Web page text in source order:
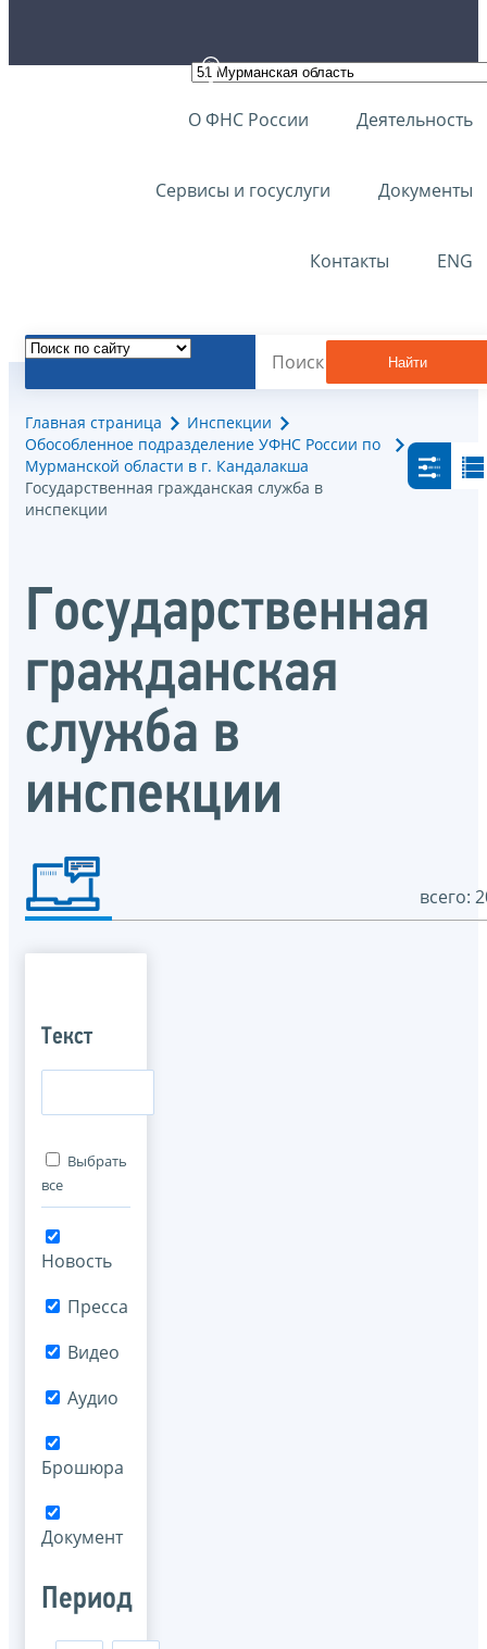
О ФНС России Деятельность
Сервисы и госуслуги Документы
Контакты ENG
Найти
Главная страница
Инспекции
Обособленное подразделение УФНС России по
Мурманской области в г. Кандалакша
Государственная гражданская служба в
инспекции
Государственная
гражданская
служба в
инспекции
всего:
Текст
Выбрать
все
Новость
Пресса
Видео
Аудио
Брошюра
Документ
Период